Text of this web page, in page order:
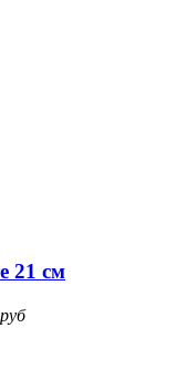
21 см
руб